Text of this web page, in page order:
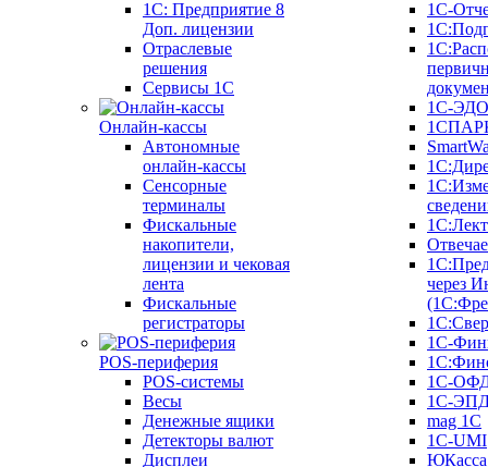
1C: Предприятие 8
Доп. лицензии
Отраслевые
решения
Сервисы 1С
Онлайн-кассы
Автономные
онлайн-кассы
Сенсорные
терминалы
Фискальные
накопители,
лицензии и чековая
лента
Фискальные
регистраторы
POS-периферия
POS-системы
Весы
Денежные ящики
Детекторы валют
Дисплеи
1С-
1С-ЭДО
через
1С-
1С-
1С-
mag 1C
1C-UMI